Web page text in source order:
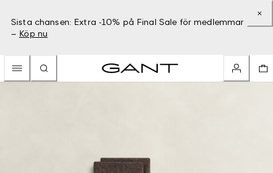
Sista chansen: Extra -10% på Final Sale för medlemmar
– Köp nu